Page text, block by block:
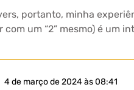
portanto, minha
um “2” mesmo) é um
4 de março de 2024 às 08:41